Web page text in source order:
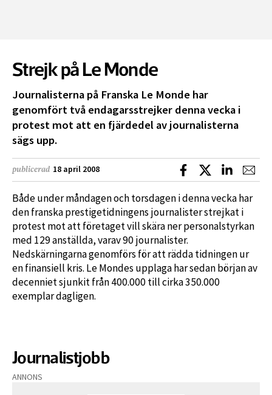
Strejk på Le Monde
Journalisterna på Franska Le Monde har
genomfört två endagarsstrejker denna vecka i
protest mot att en fjärdedel av journalisterna
sägs upp.
publicerad 18 april 2008 Dela på Facebook
Dela på XDela på
Både under måndagen och torsdagen i denna vecka har
den franska prestigetidningens journalister strejkat i
protest mot att företaget vill skära ner personalstyrkan
med 129 anställda, varav 90 journalister.
Nedskärningarna genomförs för att rädda tidningen ur
en finansiell kris. Le Mondes upplaga har sedan början av
decenniet sjunkit från 400.000 till cirka 350.000
exemplar dagligen.
Journalistjobb
ANNONS